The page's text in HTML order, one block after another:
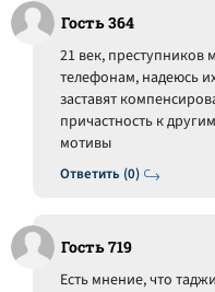
Гость 364
Ответить (0)
21 век,
телефонам, надеюсь
заставят
причастность к
мотивы
Гость 719
Есть мнение, что